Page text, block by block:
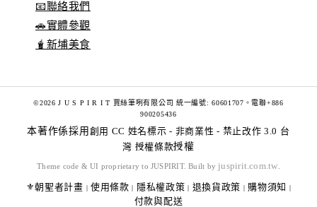
📧聯絡我們
🚗實體參觀
🧋新埔美食
©2026 J U S P I R I T 賈絲筆咧有限公司 統一編號: 60601707。電聯+886
900205436
本著作係採用 創用 CC 姓名標示 - 非商業性 - 禁止改作 3.0 台
灣 授權條款授權
Theme code & UI proprietary to JUSPIRIT. Built by juspirit.com.tw
⚜️朝聖者計畫 | 使用條款 | 隱私權政策 | 退換貨政策 | 購物須知 |
付款與配送